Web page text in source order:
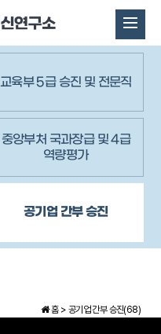
교육부 5급 승진 및 전문직
중앙부처 국과장급 및 4급
역량평가
공기업 간부 승진
홈 > 공기업 간부 승진(68)